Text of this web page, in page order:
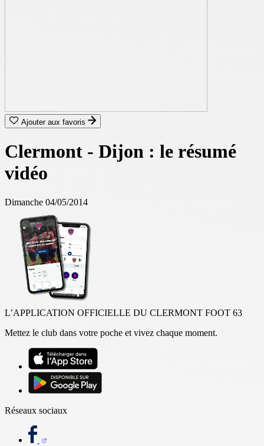
Ajouter aux favoris
Clermont - Dijon : le résumé
vidéo
Dimanche 04/05/2014
L’APPLICATION OFFICIELLE DU CLERMONT FOOT 63
Mettez le club dans votre poche et vivez chaque moment.
Réseaux sociaux